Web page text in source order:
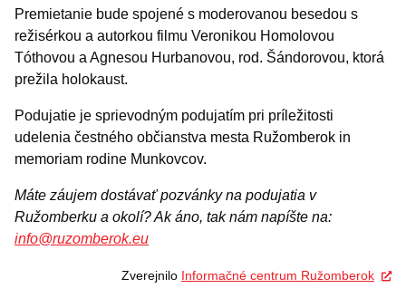
Premietanie bude spojené s moderovanou besedou s
režisérkou a autorkou filmu Veronikou Homolovou
Tóthovou a Agnesou Hurbanovou, rod. Šándorovou, ktorá
prežila holokaust.
Podujatie je sprievodným podujatím pri príležitosti
udelenia čestného občianstva mesta Ružomberok in
memoriam rodine Munkovcov.
Máte záujem dostávať pozvánky na podujatia v
Ružomberku a okolí? Ak áno, tak nám napíšte na:
info@ruzomberok.eu
Zverejnilo Informačné centrum Ružomberok